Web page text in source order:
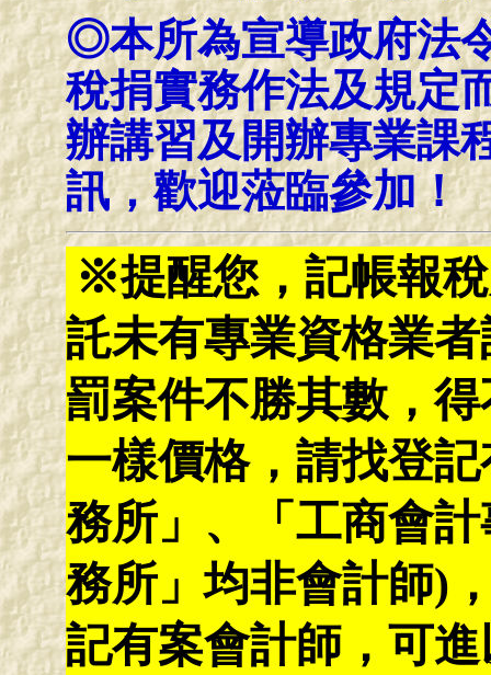
◎本所為宣導政府法
稅捐實務作法及規定
辦講習及開辦專業課
訊，歡迎蒞臨參加！
※提醒您，記帳報
託未有專業資格業
罰案件不勝其數，
一樣價格，請找登
務所」、「工商會
務所」均非會計師)
記有案會計師，可